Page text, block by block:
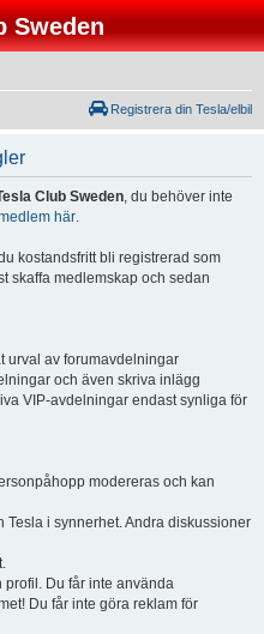
Sweden
Registrera din Tesla/elbil
Club Sweden, du behöver inte
här.
kostandsfritt bli registrerad som
skaffa medlemskap och sedan
urval av forumavdelningar
och även skriva inlägg
VIP-avdelningar endast synliga för
modereras och kan
i synnerhet. Andra diskussioner
profil. Du får inte använda
Du får inte göra reklam för